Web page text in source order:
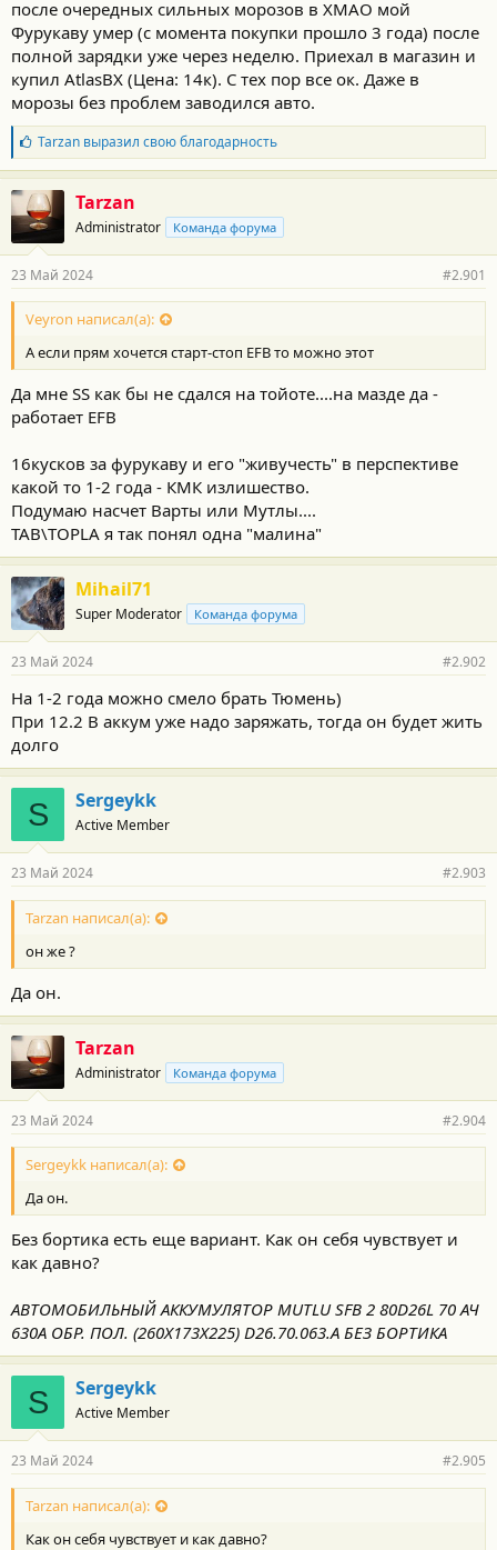
после очередных сильных морозов в ХМАО мой
Фурукаву умер (с момента покупки прошло 3 года) после
полной зарядки уже через неделю. Приехал в магазин и
купил AtlasBX (Цена: 14к). С тех пор все ок. Даже в
морозы без проблем заводился авто.
Б
л
а
г
о
д
а
н
о
с
и
:
Tarzanвыразил свою благодарность
Tarzan
Administrator Команда форума
23 Май 2024 #2.901
Veyron написал(а):
А если прям хочется старт-стоп EFB то можно этот
Да мне SS как бы не сдался на тойоте....на мазде да -
работает EFB
16кусков за фурукаву и его "живучесть" в перспективе
какой то 1-2 года - КМК излишество.
Подумаю насчет Варты или Мутлы....
TAB\TOPLA я так понял одна "малина"
Mihail71
Super Moderator Команда форума
23 Май 2024 #2.902
На 1-2 года можно смело брать Тюмень)
При 12.2 В аккум уже надо заряжать, тогда он будет жить
долго
S Sergeykk
Active Member
23 Май 2024 #2.903
Tarzan написал(а):
он же ?
Да он.
Tarzan
Administrator Команда форума
23 Май 2024 #2.904
Sergeykk написал(а):
Да он.
Без бортика есть еще вариант. Как он себя чувствует и
как давно?
АВТОМОБИЛЬНЫЙ АККУМУЛЯТОР MUTLU SFB 2 80D26L 70 АЧ
630A ОБР. ПОЛ. (260X173X225) D26.70.063.A БЕЗ БОРТИКА
S Sergeykk
Active Member
23 Май 2024 #2.905
Tarzan написал(а):
Как он себя чувствует и как давно?